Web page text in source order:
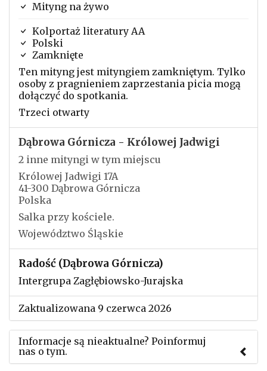
Mityng na żywo
Kolportaż literatury AA
Polski
Zamknięte
Ten mityng jest mityngiem zamkniętym. Tylko
osoby z pragnieniem zaprzestania picia mogą
dołączyć do spotkania.
Trzeci otwarty
Dąbrowa Górnicza - Królowej Jadwigi
2 inne mityngi w tym miejscu
Królowej Jadwigi 17A
41-300 Dąbrowa Górnicza
Polska
Salka przy kościele.
Województwo Śląskie
Radość (Dąbrowa Górnicza)
Intergrupa Zagłębiowsko-Jurajska
Zaktualizowana 9 czerwca 2026
Informacje są nieaktualne? Poinformuj
nas o tym.